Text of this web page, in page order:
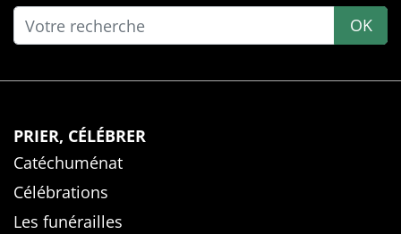
OK
PRIER, CÉLÉBRER
Catéchuménat
Célébrations
Les funérailles